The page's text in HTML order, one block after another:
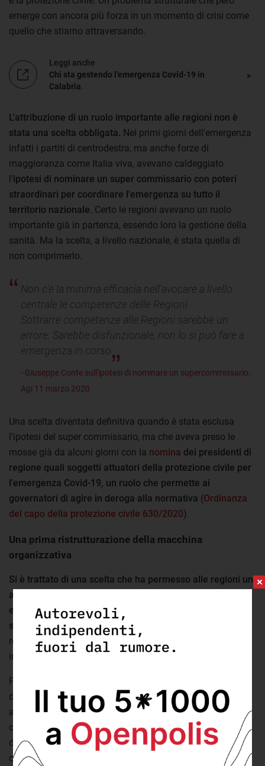
emerge con ancora più forza in un momento di crisi come
quello che stiamo attraversando.
Leggi anche
Chi sta gestendo l’emergenza Covid-19 in
Calabria
L'attribuzione di un ruolo importante alle regioni non è
stata una scelta obbligata. Nei primi giorni dell'emergenza
infatti i partiti di centrodestra, ma anche forze di
maggioranza come Italia viva, avevano caldeggiato
l'ipotesi di nominare un super commissario con poteri
straordinari per coordinare l'emergenza su tutto il
territorio nazionale. Certo le regioni avevano un ruolo
importante già in partenza, essendo loro la gestione della
sanità. Ma la scelta, a livello nazionale, è stata quella di
non comprimerlo.
Non c'è la minima efficacia nell'avocare a livello
centrale le competenze delle Regioni.
Sottrarre competenze alle Regioni sarebbe un
errore. Sarebbe disfunzionale, non lo si può fare a
emergenza in corso
- Giuseppe Conte sull'ipotesi di nominare un supercommissario.
Agi 11 marzo 2020
Una scelta diventata definitiva quando è stata esclusa
l'ipotesi del super commissario, ma che aveva preso le
mosse già da alcuni giorni con la nomina dei presidenti di
regione quali soggetti attuatori della protezione civile per
l'emergenza Covid-19, un ruolo che permette ai
governatori di agire in deroga alla normativa (Ordinanza
del capo della protezione civile 630/2020).
Una prima ristrutturazione della macchina
organizzativa
Si è trattato di una scelta che ha permesso alle regioni un
ampio margine di manovra, riconoscendogli il ruolo di
ente più adatto a governare l'emergenza alla luce delle
specificità territoriali. Tuttavia questa decisione ha anche
reso meno chiara la catena di comando, creando
incertezza sulle competenze attribuite ai vari soggetti.
Per adattare l'unità di crisi già istituita al nuovo quadro
definito a livello nazionale e in particolare in seguito
all'emanazione delleMisure operative della protezione
civile
, il 6 marzo un nuovo decreto ha ridefinito la struttura
dell'unità di crisi, istituito il comitato tecnico scientifico e
creato nuove figure.